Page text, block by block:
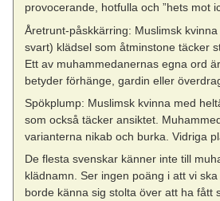
provocerande, hotfulla och ”hets mot
Åretrunt-påskkärring: Muslimsk
svart) klädsel som åtminstone täcker
Ett av muhammedanernas egna ord
betyder förhänge, gardin eller
Spökplump: Muslimsk kvinna med
som också täcker ansiktet.
varianterna nikab och burka. Vidriga
De flesta svenskar känner inte till
klädnamn. Ser ingen poäng i att vi
borde känna sig stolta över att ha fått